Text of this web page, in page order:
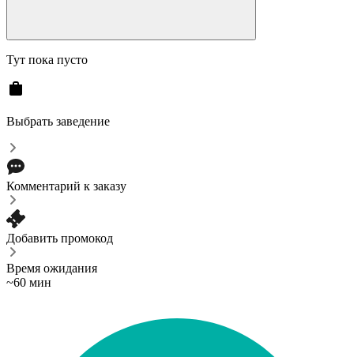
Тут пока пусто
Выбрать заведение
Комментарий к заказу
Добавить промокод
Время ожидания
~60 мин